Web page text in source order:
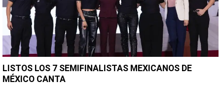
LISTOS LOS 7 SEMIFINALISTAS MEXICANOS DE
MÉXICO CANTA